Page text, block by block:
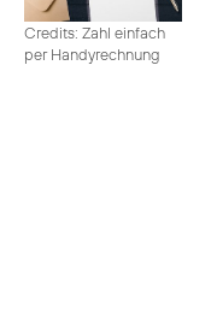
Credits: Zahl einfach
per Handyrechnung